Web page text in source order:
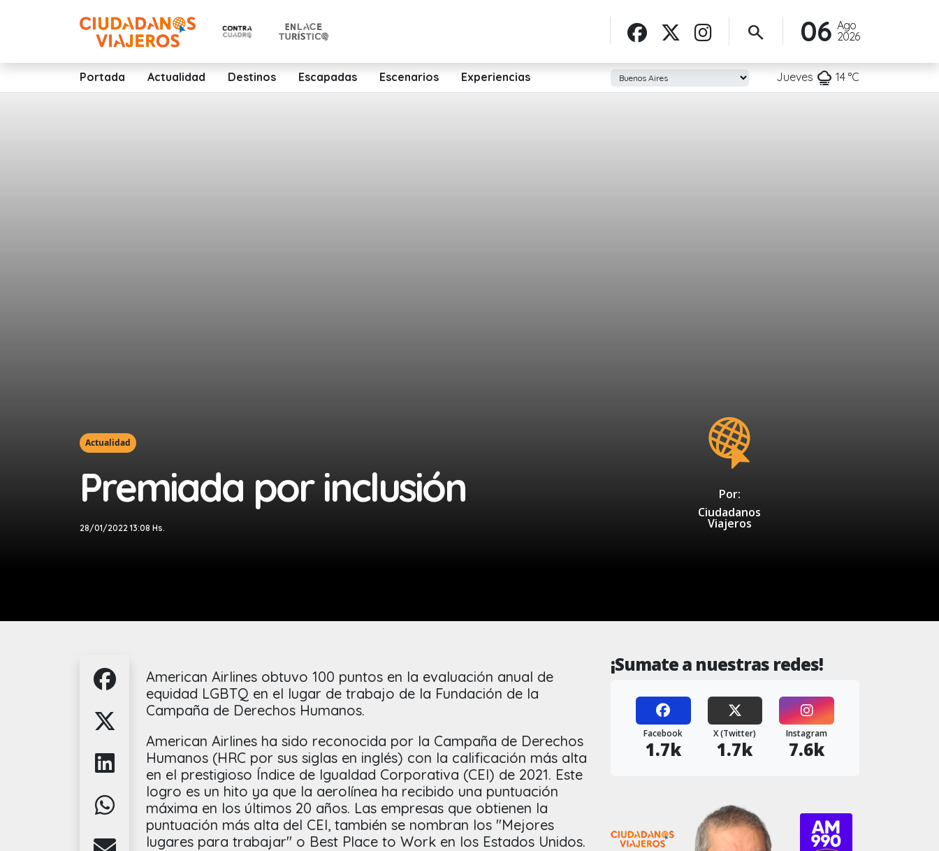
Ago
2026
06
search
Portada Actualidad Destinos Escapadas Escenarios Experiencias Jueves foggy 14°C
Actualidad
Premiada por inclusión
28/01/2022 13:08 Hs.
Por:
Ciudadanos
Viajeros
American Airlines obtuvo 100 puntos en la evaluación anual de
equidad LGBTQ en el lugar de trabajo de la Fundación de la
Campaña de Derechos Humanos.
American Airlines ha sido reconocida por la Campaña de Derechos
Humanos (HRC por sus siglas en inglés) con la calificación más alta
en el prestigioso Índice de Igualdad Corporativa (CEI) de 2021. Este
logro es un hito ya que la aerolínea ha recibido una puntuación
máxima en los últimos 20 años. Las empresas que obtienen la
puntuación más alta del CEI, también se nombran los "Mejores
lugares para trabajar" o Best Place to Work en los Estados Unidos.
¡Sumate a nuestras redes!
Facebook
1.7k
X (Twitter)
1.7k
Instagram
7.6k